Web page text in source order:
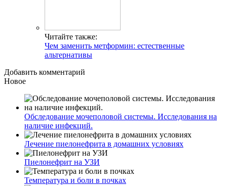
Читайте также:
Чем заменить метформин: естественные
альтернативы
Добавить комментарий
Новое
Обследование мочеполовой системы. Исследования на
наличие инфекций.
Лечение пиелонефрита в домашних условиях
Пиелонефрит на УЗИ
Температура и боли в почках